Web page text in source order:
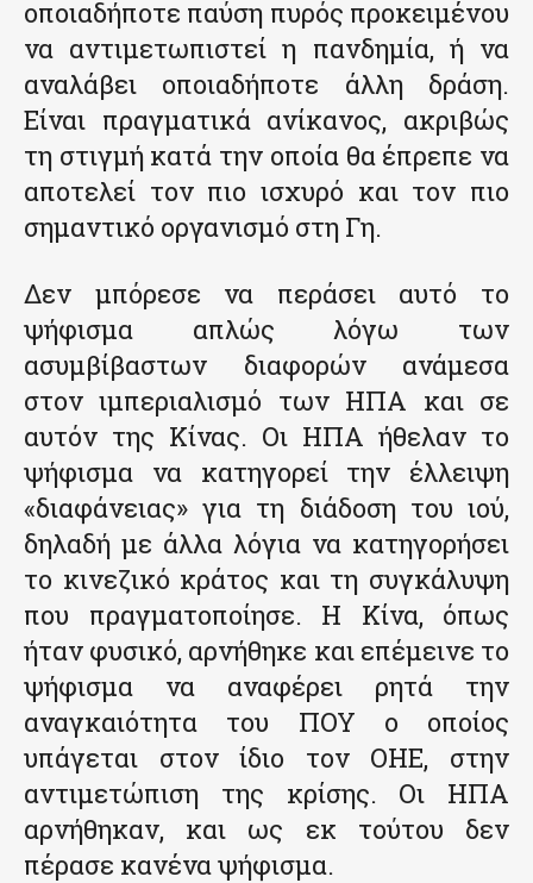
οποιαδήποτε παύση πυρός προκειμένου
να αντιμετωπιστεί η πανδημία, ή να
αναλάβει οποιαδήποτε άλλη δράση.
Είναι πραγματικά ανίκανος, ακριβώς
τη στιγμή κατά την οποία θα έπρεπε να
αποτελεί τον πιο ισχυρό και τον πιο
σημαντικό οργανισμό στη Γη.
Δεν μπόρεσε να περάσει αυτό το
ψήφισμα απλώς λόγω των
ασυμβίβαστων διαφορών ανάμεσα
στον ιμπεριαλισμό των ΗΠΑ και σε
αυτόν της Κίνας. Οι ΗΠΑ ήθελαν το
ψήφισμα να κατηγορεί την έλλειψη
«διαφάνειας» για τη διάδοση του ιού,
δηλαδή με άλλα λόγια να κατηγορήσει
το κινεζικό κράτος και τη συγκάλυψη
που πραγματοποίησε. Η Κίνα, όπως
ήταν φυσικό, αρνήθηκε και επέμεινε το
ψήφισμα να αναφέρει ρητά την
αναγκαιότητα του ΠΟΥ ο οποίος
υπάγεται στον ίδιο τον ΟΗΕ, στην
αντιμετώπιση της κρίσης. Οι ΗΠΑ
αρνήθηκαν, και ως εκ τούτου δεν
πέρασε κανένα ψήφισμα.